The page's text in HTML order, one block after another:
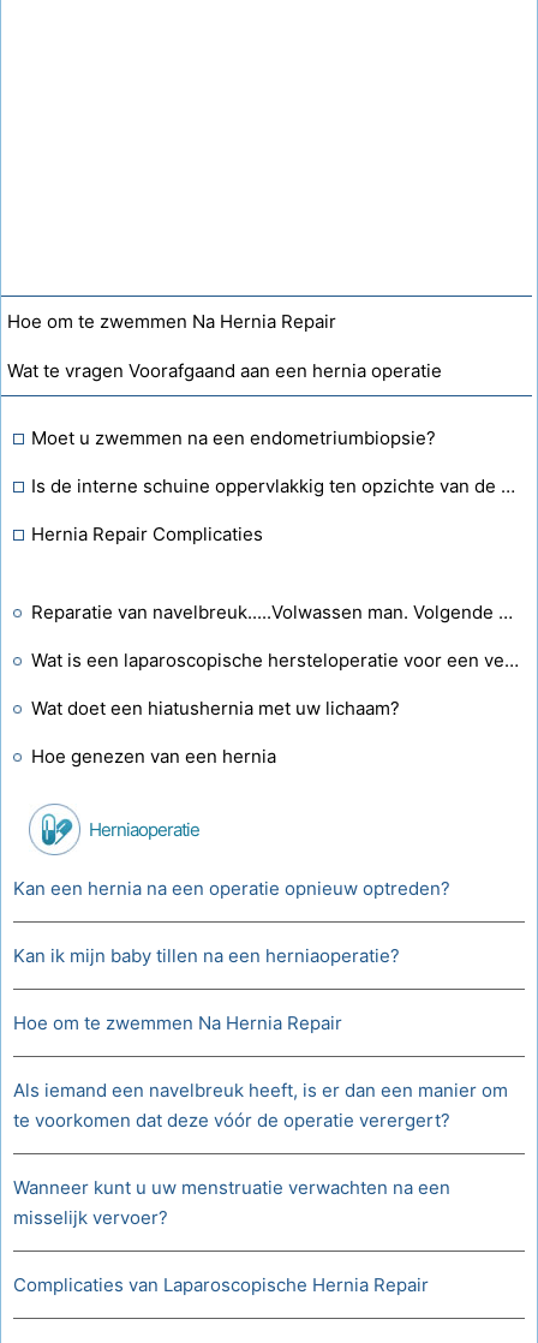
Hoe om te zwemmen Na Hernia Repair
Wat te vragen Voorafgaand aan een hernia operatie
Moet u zwemmen na een endometriumbiopsie?
Is de interne schuine oppervlakkig ten opzichte van de transversale abdominis?
Hernia Repair Complicaties
Reparatie van navelbreuk.....Volwassen man. Volgende week een Lapr-operatie ondergaan. Als hij 2 hernia's of tranen vindt, heeft dit dan invloed op het succespercentage van de procedure?
Wat is een laparoscopische hersteloperatie voor een ventrale hernia?
Wat doet een hiatushernia met uw lichaam?
Hoe genezen van een hernia
Herniaoperatie
Kan een hernia na een operatie opnieuw optreden?
Kan ik mijn baby tillen na een herniaoperatie?
Hoe om te zwemmen Na Hernia Repair
Als iemand een navelbreuk heeft, is er dan een manier om
te voorkomen dat deze vóór de operatie verergert?
Wanneer kunt u uw menstruatie verwachten na een
misselijk vervoer?
Complicaties van Laparoscopische Hernia Repair